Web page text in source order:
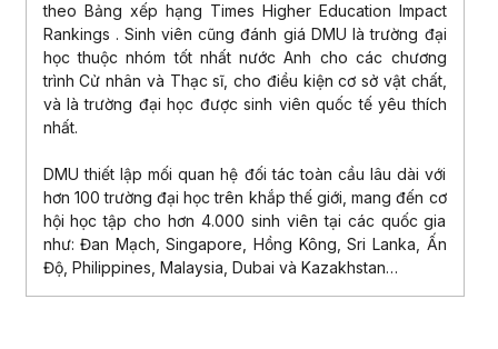
theo Bảng xếp hạng Times Higher Education Impact
Rankings . Sinh viên cũng đánh giá DMU là trường đại
học thuộc nhóm tốt nhất nước Anh cho các chương
trình Cử nhân và Thạc sĩ, cho điều kiện cơ sở vật chất,
và là trường đại học được sinh viên quốc tế yêu thích
nhất.
DMU thiết lập mối quan hệ đối tác toàn cầu lâu dài với
hơn 100 trường đại học trên khắp thế giới, mang đến cơ
hội học tập cho hơn 4.000 sinh viên tại các quốc gia
như: Đan Mạch, Singapore, Hồng Kông, Sri Lanka, Ấn
Độ, Philippines, Malaysia, Dubai và Kazakhstan…